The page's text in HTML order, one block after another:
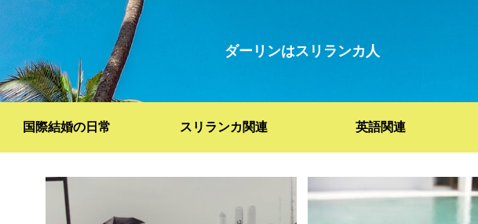
ダーリンはスリランカ人
国際結婚の日常 スリランカ関連 英語関連